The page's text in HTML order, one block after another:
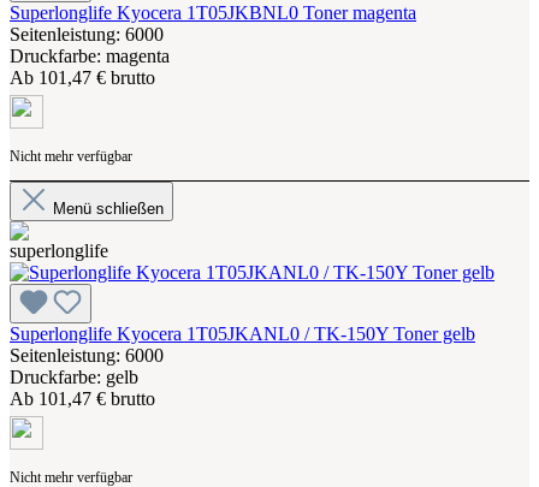
Superlonglife Kyocera 1T05JKBNL0 Toner magenta
Seitenleistung: 6000
Druckfarbe: magenta
Ab 101,47 € brutto
Nicht mehr verfügbar
Menü schließen
Superlonglife Kyocera 1T05JKANL0 / TK-150Y Toner gelb
Seitenleistung: 6000
Druckfarbe: gelb
Ab 101,47 € brutto
Nicht mehr verfügbar